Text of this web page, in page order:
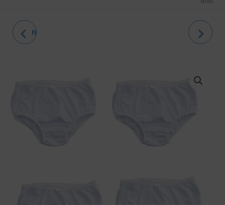
PANTIES PARA BEBÉ O NIÑA PROTECTOR DE COLCHÓN